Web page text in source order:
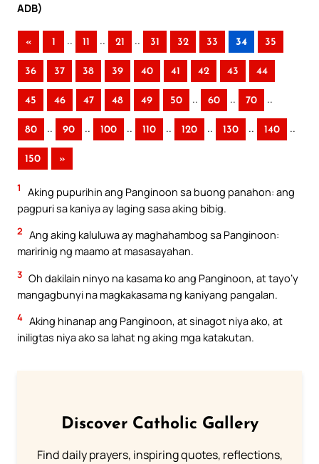
ADB)
« 1 .. 11 .. 21 .. 31 32 33 34 35
36 37 38 39 40 41 42 43 44
45 46 47 48 49 50 .. 60 .. 70 ..
80 .. 90 .. 100 .. 110 .. 120 .. 130 .. 140 ..
150 »
1
Aking pupurihin ang Panginoon sa buong panahon: ang
pagpuri sa kaniya ay laging sasa aking bibig.
2 Ang aking kaluluwa ay maghahambog sa Panginoon:
maririnig ng maamo at masasayahan.
3 Oh dakilain ninyo na kasama ko ang Panginoon, at tayo’y
mangagbunyi na magkakasama ng kaniyang pangalan.
4 Aking hinanap ang Panginoon, at sinagot niya ako, at
iniligtas niya ako sa lahat ng aking mga katakutan.
Discover Catholic Gallery
Find daily prayers, inspiring quotes, reflections,